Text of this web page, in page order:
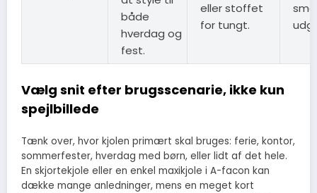
både
hverdag og
fest.
eller stoffet
for tungt.
Vælg snit efter brugsscenarie, ikke kun
spejlbillede
Tænk over, hvor kjolen primært skal bruges: ferie, kontor,
sommerfester, hverdag med børn, eller lidt af det hele.
En skjortekjole eller en enkel maxikjole i A-facon kan
dække mange anledninger, mens en meget kort